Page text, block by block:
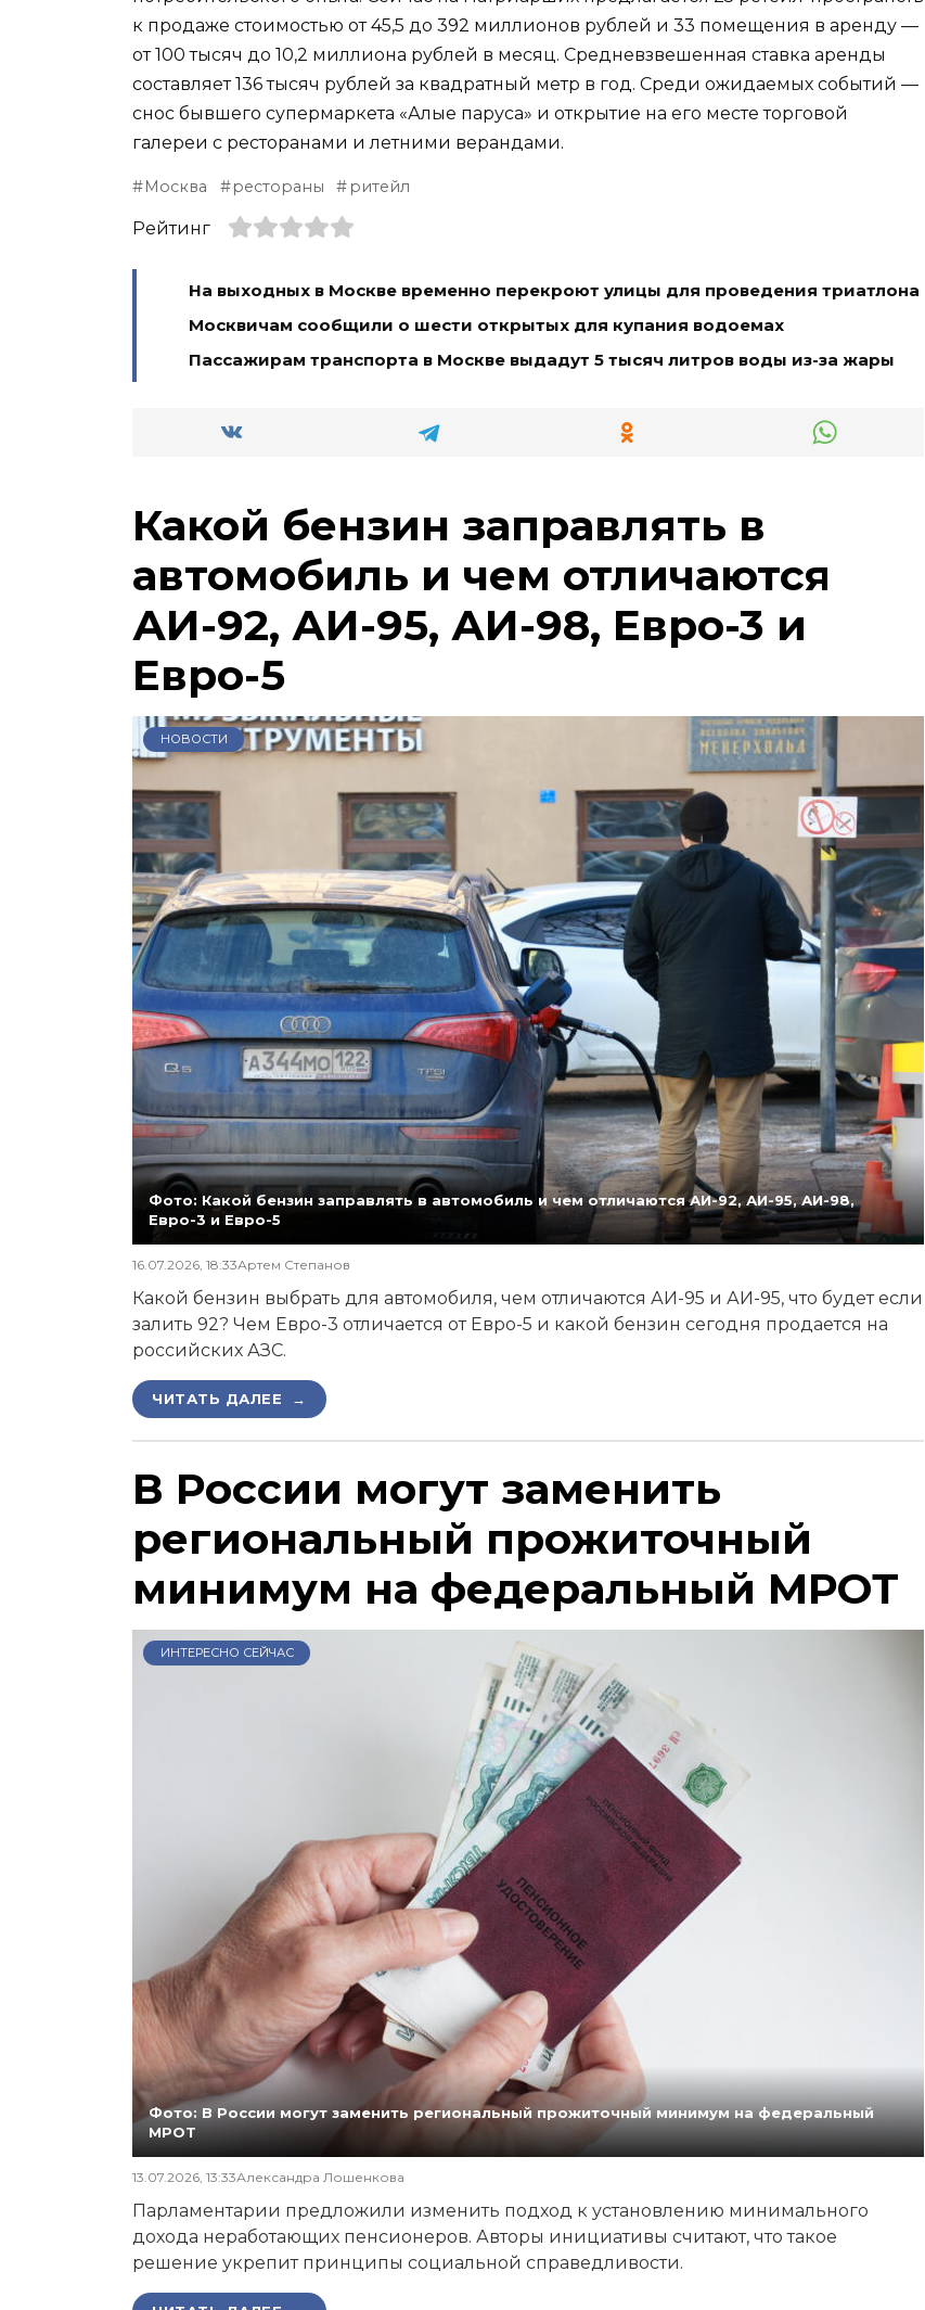
к продаже стоимостью от 45,5 до 392 миллионов рублей и 33 помещения в аренду —
от 100 тысяч до 10,2 миллиона рублей в месяц. Средневзвешенная ставка аренды
составляет 136 тысяч рублей за квадратный метр в год. Среди ожидаемых событий —
снос бывшего супермаркета «Алые паруса» и открытие на его месте торговой
галереи с ресторанами и летними верандами.
Москва рестораны ритейл
Рейтинг
На выходных в Москве временно перекроют улицы для проведения триатлона
Москвичам сообщили о шести открытых для купания водоемах
Пассажирам транспорта в Москве выдадут 5 тысяч литров воды из-за жары
Какой бензин заправлять в
автомобиль и чем отличаются
АИ-92, АИ-95, АИ-98, Евро-3 и
Евро-5
НОВОСТИ
Фото: Какой бензин заправлять в автомобиль и чем отличаются АИ-92, АИ-95, АИ-98,
Евро-3 и Евро-5
16.07.2026, 18:33Артем Степанов
Какой бензин выбрать для автомобиля, чем отличаются АИ-95 и АИ-95, что будет если
залить 92? Чем Евро-3 отличается от Евро-5 и какой бензин сегодня продается на
российских АЗС.
ЧИТАТЬ ДАЛЕЕ →
В России могут заменить
региональный прожиточный
минимум на федеральный МРОТ
ИНТЕРЕСНО СЕЙЧАС
Фото: В России могут заменить региональный прожиточный минимум на федеральный
МРОТ
13.07.2026, 13:33Александра Лошенкова
Парламентарии предложили изменить подход к установлению минимального
дохода неработающих пенсионеров. Авторы инициативы считают, что такое
решение укрепит принципы социальной справедливости.